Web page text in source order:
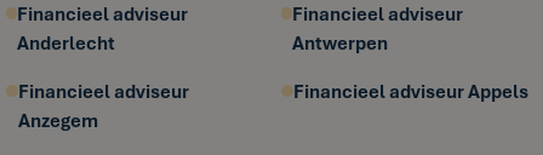
Financieel adviseur
Anderlecht
Financieel adviseur
Antwerpen
Financieel adviseur
Anzegem
Financieel adviseur Appels